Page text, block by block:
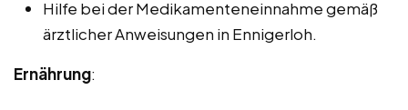
Hilfe bei der Medikamenteneinnahme gemäß
ärztlicher Anweisungen in Ennigerloh.
Ernährung: